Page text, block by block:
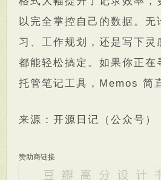
以完全掌控自己的数据。无
习、工作规划，还是写下灵
都能轻松搞定。如果你正在
托管笔记工具，Memos 简
来源：开源日记（公众号）
赞助商链接